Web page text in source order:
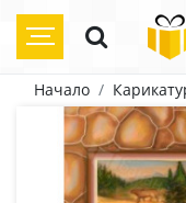
Начало